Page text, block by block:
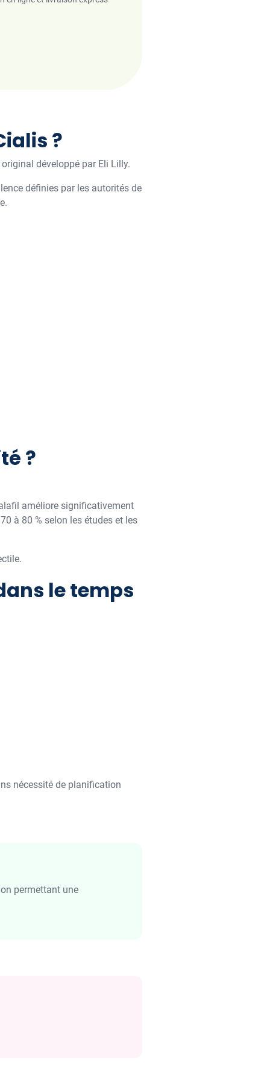
?
développé par Eli Lilly.
définies par les autorités de
?
améliore significativement
à 80 % selon les études et les
le temps
nécessité de planification
permettant une